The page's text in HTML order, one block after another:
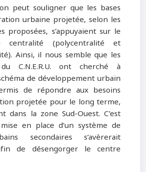
peut souligner que les bases
urbaine projetée, selon les
proposées, s’appuyaient sur le
centralité (polycentralité et
Ainsi, il nous semble que les
C.N.E.R.U. ont cherché à
de développement urbain
de répondre aux besoins
projetée pour le long terme,
dans la zone Sud-Ouest. C’est
en place d’un système de
secondaires s’avèrerait
de désengorger le centre